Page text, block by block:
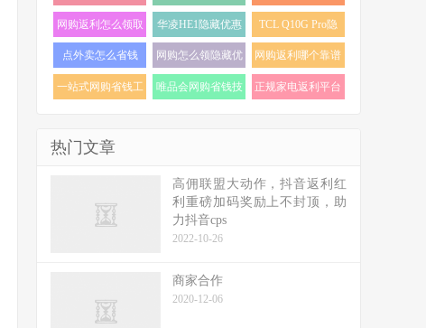
怎么找 (17)
优惠券 (16)
利 (16)
网购返利怎么领取
(16)
华凌HE1隐藏优惠
券 (16)
TCL Q10G Pro隐
藏优惠券 (16)
点外卖怎么省钱
(16)
网购怎么领隐藏优
惠券 (16)
网购返利哪个靠谱
(15)
一站式网购省钱工
唯品会网购省钱技
正规家电返利平台
热门文章
高佣联盟大动作，抖音返利红
利重磅加码奖励上不封顶，助
力抖音cps
2022-10-26
商家合作
2020-12-06